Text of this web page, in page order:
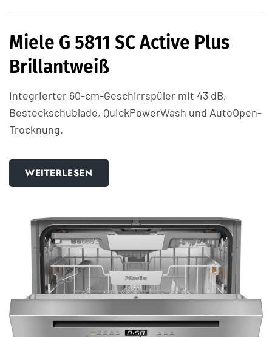
Miele G 5811 SC Active Plus
Brillantweiß
Integrierter 60-cm-Geschirrspüler mit 43 dB,
Besteckschublade, QuickPowerWash und AutoOpen-
Trocknung.
WEITERLESEN